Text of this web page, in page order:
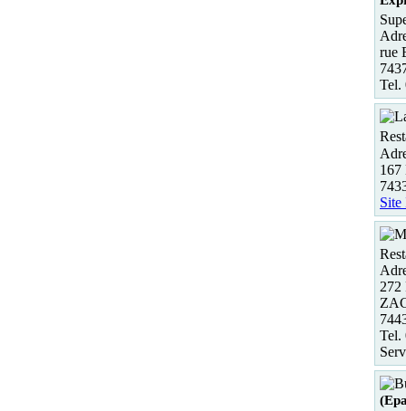
rue
Tel.
167
Site
272
Tel.